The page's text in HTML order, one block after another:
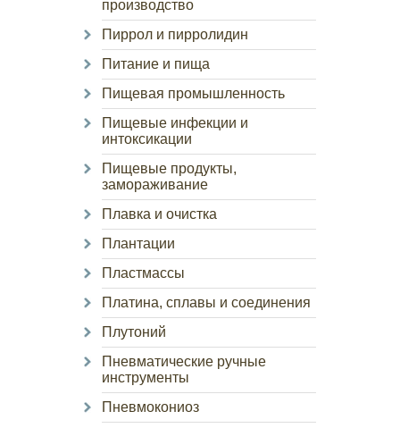
производство
Пиррол и пирролидин
Питание и пища
Пищевая промышленность
Пищевые инфекции и
интоксикации
Пищевые продукты,
замораживание
Плавка и очистка
Плантации
Пластмассы
Платина, сплавы и соединения
Плутоний
Пневматические ручные
инструменты
Пневмокониоз